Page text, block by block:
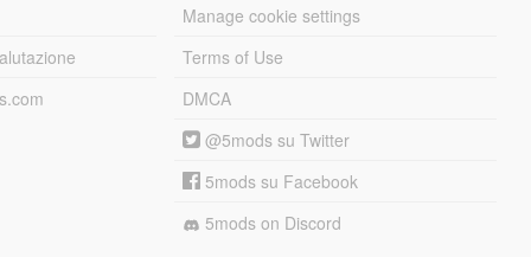
Manage cookie settings
Terms of Use
DMCA
@5mods su Twitter
5mods su Facebook
5mods on Discord